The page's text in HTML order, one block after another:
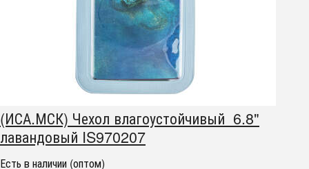
(ИСА.МСК) Чехол влагоустойчивый 6.8"
лавандовый IS970207
Есть в наличии (оптом)